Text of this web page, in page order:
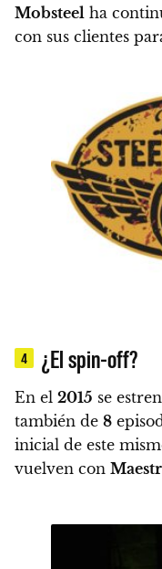
Mobsteel ha
con sus clientes
4 ¿El spin-off?
En el 2015 se
también de 8
inicial de este
vuelven con